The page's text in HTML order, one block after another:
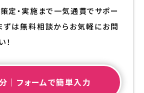
定・実施まで一気通貫でサポー
ずは無料相談からお気軽にお問
！
｜フォームで簡単入力